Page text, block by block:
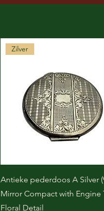
Zilver
Antieke pederdoos A Silver
Mirror Compact with Engine
Floral Detail